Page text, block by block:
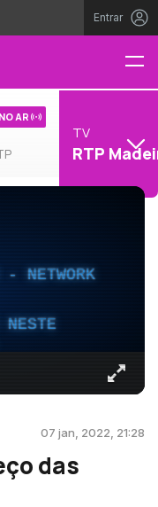
Entrar
NO AR
TV
RTP
NETWORK
NESTE
07 jan, 2022, 21:28
das